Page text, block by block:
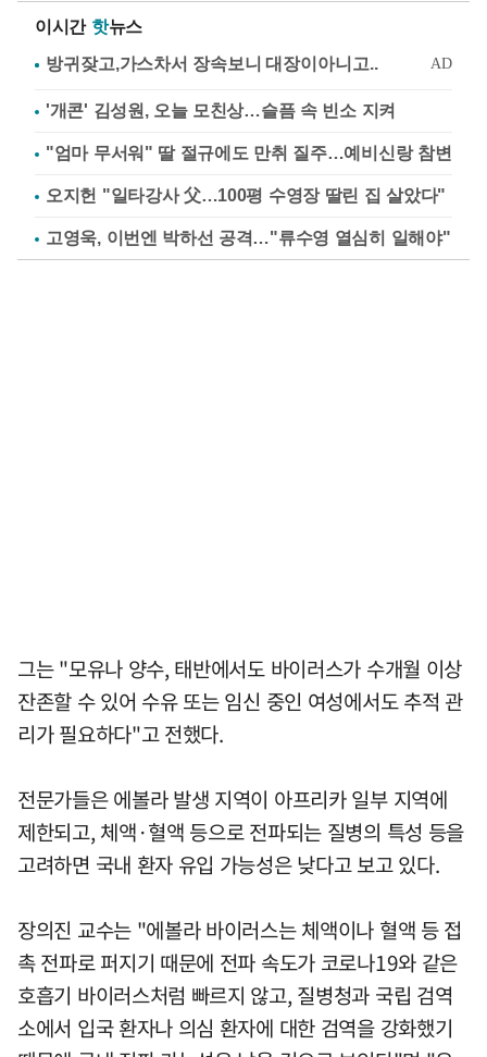
이시간 핫뉴스
'개콘' 김성원, 오늘 모친상…슬픔 속 빈소 지켜
"엄마 무서워" 딸 절규에도 만취 질주…예비신랑 참변
오지헌 "일타강사 父…100평 수영장 딸린 집 살았다"
고영욱, 이번엔 박하선 공격…"류수영 열심히 일해야"
그는 "모유나 양수, 태반에서도 바이러스가 수개월 이상
잔존할 수 있어 수유 또는 임신 중인 여성에서도 추적 관
리가 필요하다"고 전했다.
전문가들은 에볼라 발생 지역이 아프리카 일부 지역에
제한되고, 체액·혈액 등으로 전파되는 질병의 특성 등을
고려하면 국내 환자 유입 가능성은 낮다고 보고 있다.
장의진 교수는 "에볼라 바이러스는 체액이나 혈액 등 접
촉 전파로 퍼지기 때문에 전파 속도가 코로나19와 같은
호흡기 바이러스처럼 빠르지 않고, 질병청과 국립 검역
소에서 입국 환자나 의심 환자에 대한 검역을 강화했기